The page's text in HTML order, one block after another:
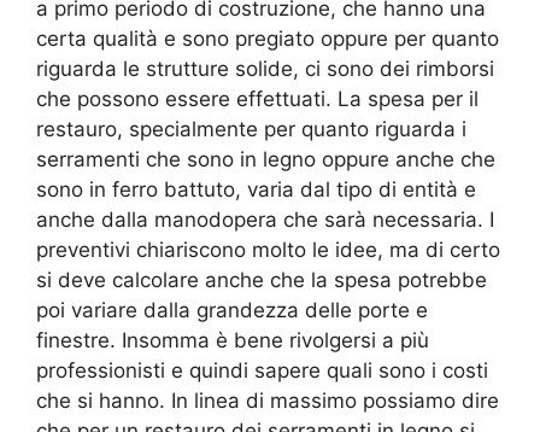
a primo periodo di costruzione, che hanno una
certa qualità e sono pregiato oppure per quanto
riguarda le strutture solide, ci sono dei rimborsi
che possono essere effettuati. La spesa per il
restauro, specialmente per quanto riguarda i
serramenti che sono in legno oppure anche che
sono in ferro battuto, varia dal tipo di entità e
anche dalla manodopera che sarà necessaria. I
preventivi chiariscono molto le idee, ma di certo
si deve calcolare anche che la spesa potrebbe
poi variare dalla grandezza delle porte e
finestre. Insomma è bene rivolgersi a più
professionisti e quindi sapere quali sono i costi
che si hanno. In linea di massimo possiamo dire